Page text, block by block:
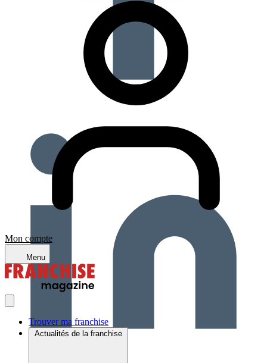
Mon compte
Menu
Trouver ma franchise
Actualités de la franchise